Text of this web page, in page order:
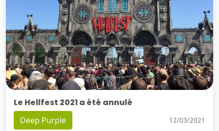
Le Hellfest 2021 a été annulé
Deep Purple 12/03/2021